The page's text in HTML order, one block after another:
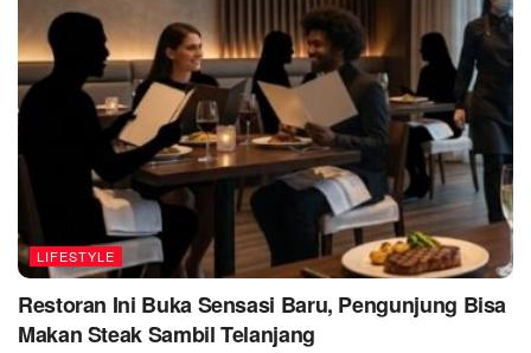
LIFESTYLE
Restoran Ini Buka Sensasi Baru, Pengunjung Bisa
Makan Steak Sambil Telanjang